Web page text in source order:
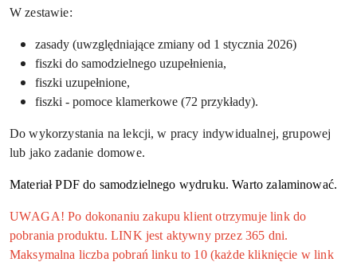
W zestawie:
zasady (uwzględniające zmiany od 1 stycznia 2026)
fiszki do samodzielnego uzupełnienia,
fiszki uzupełnione,
fiszki - pomoce klamerkowe (72 przykłady).
Do wykorzystania na lekcji, w pracy indywidualnej, grupowej
lub jako zadanie domowe.
Materiał PDF do samodzielnego wydruku. Warto zalaminować.
UWAGA! Po dokonaniu zakupu klient otrzymuje link do
pobrania produktu. LINK jest aktywny przez 365 dni.
Maksymalna liczba pobrań linku to 10 (każde kliknięcie w link